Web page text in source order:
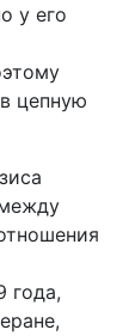
у его
цепную
года,